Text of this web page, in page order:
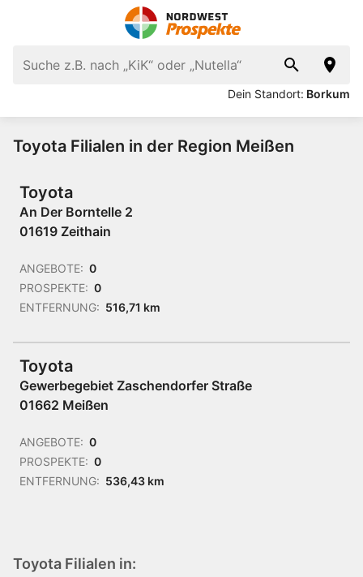
Dein Standort: Borkum
Toyota Filialen in der Region Meißen
Toyota
An Der Borntelle 2
01619 Zeithain
ANGEBOTE: 0
PROSPEKTE: 0
ENTFERNUNG: 516,71 km
Toyota
Gewerbegebiet Zaschendorfer Straße
01662 Meißen
ANGEBOTE: 0
PROSPEKTE: 0
ENTFERNUNG: 536,43 km
Toyota Filialen in: